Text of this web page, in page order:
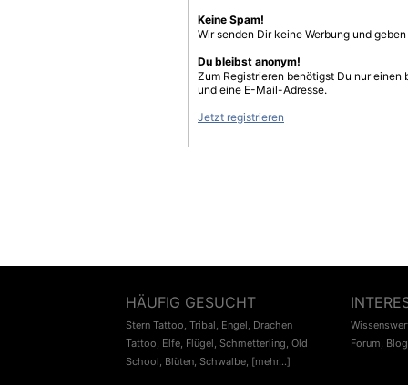
Keine Spam!
Wir senden Dir keine Werbung und
Du bleibst anonym!
Zum Registrieren benötigst Du nur einen
und eine E-Mail-Adresse.
Jetzt registrieren
HÄUFIG GESUCHT
Stern Tattoo, Tribal, Engel, Drachen
Tattoo, Elfe, Flügel, Schmetterling, Old
School, Blüten, Schwalbe, [mehr...]
Forum, Blog